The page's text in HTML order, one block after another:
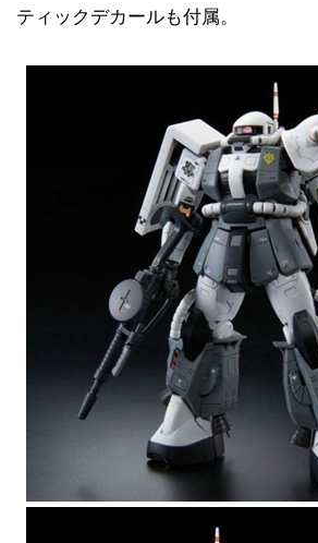
ティックデカールも付属。